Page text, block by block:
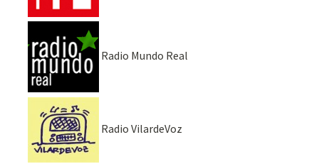
Radio Mundo Real
Radio VilardeVoz